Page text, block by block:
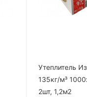
Утеплитель
135кг/м³
2шт, 1,2м2